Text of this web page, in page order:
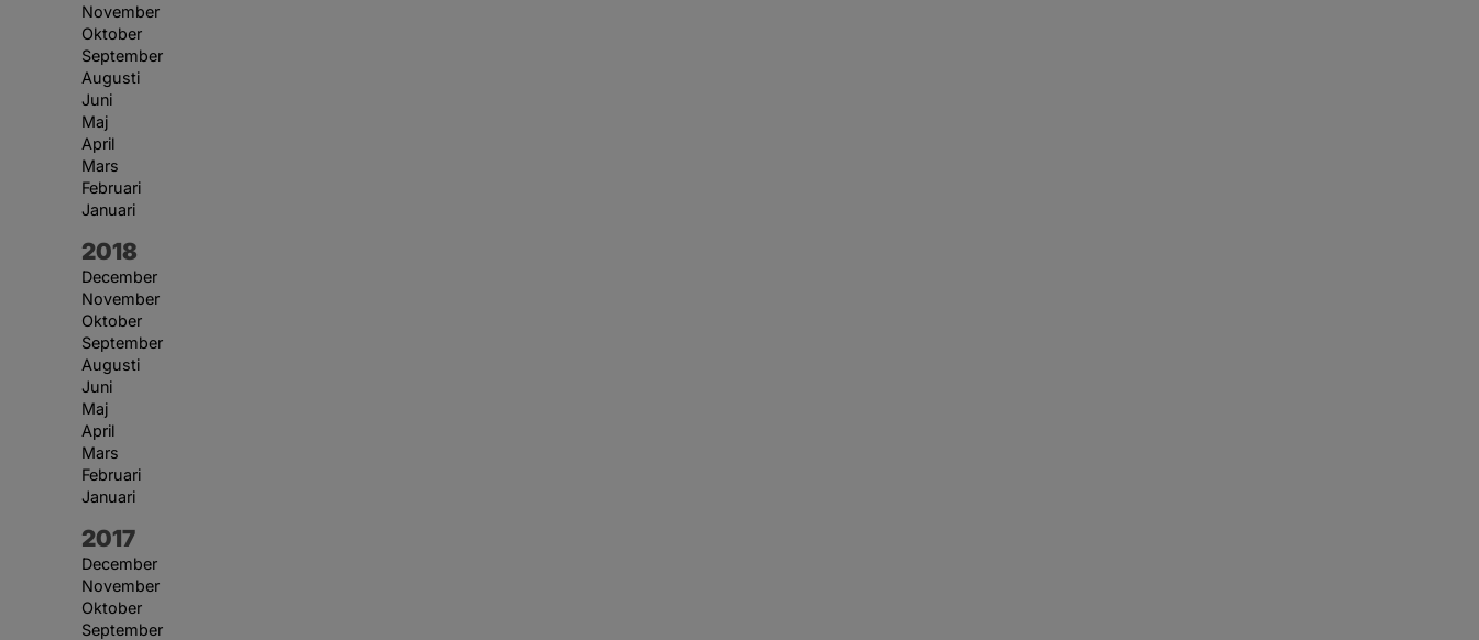
November
Oktober
September
Augusti
Juni
Maj
April
Mars
Februari
Januari
År:
2018
December
November
Oktober
September
Augusti
Juni
Maj
April
Mars
Februari
Januari
År:
2017
December
November
Oktober
September